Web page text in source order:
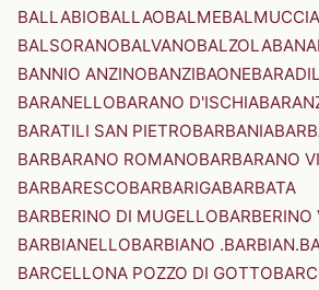
BALLABIOBALLAOBALMEBALMUCCIA
BALSORANOBALVANOBALZOLA
BANNIO ANZINOBANZIBAONE
BARANELLOBARANO D'ISCHIA
BARATILI SAN PIETROBARBANIA
BARBARANO ROMANOBARBARANO
BARBARESCOBARBARIGABARBATA
BARBERINO DI MUGELLO
BARBIANELLOBARBIANO .BARBIAN.
BARCELLONA POZZO DI GOTTO